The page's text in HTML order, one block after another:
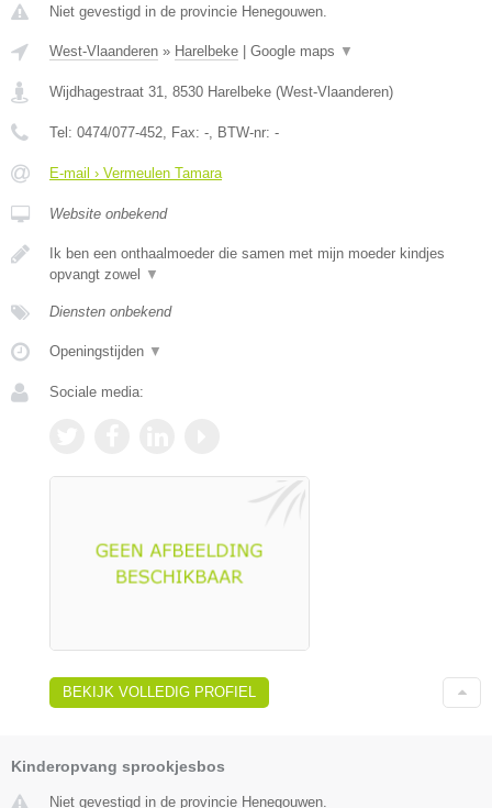
Niet gevestigd in de provincie Henegouwen.
West-Vlaanderen » Harelbeke Google maps ▼
Wijdhagestraat 31 8530 Harelbeke (West-Vlaanderen)
Tel: 0474/077-452 , Fax: - , BTW-nr: -
E-mail › Vermeulen Tamara
Website onbekend
Ik ben een onthaalmoeder die samen met mijn moeder kindjes
opvangt zowel
▼
Diensten onbekend
Openingstijden ▼
Sociale media:
BEKIJK VOLLEDIG PROFIEL
Kinderopvang sprookjesbos
Niet gevestigd in de provincie Henegouwen.